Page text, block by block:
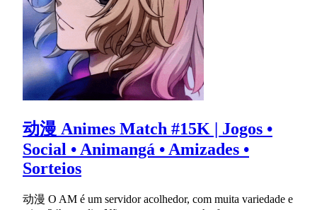
动漫 Animes Match #15K | Jogos •
Social • Animangá • Amizades •
Sorteios
动漫 O AM é um servidor acolhedor, com muita variedade e